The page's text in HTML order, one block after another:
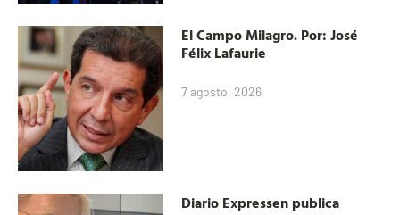
El Campo Milagro. Por: José
Félix Lafaurie
7 agosto, 2026
Diario Expressen publica